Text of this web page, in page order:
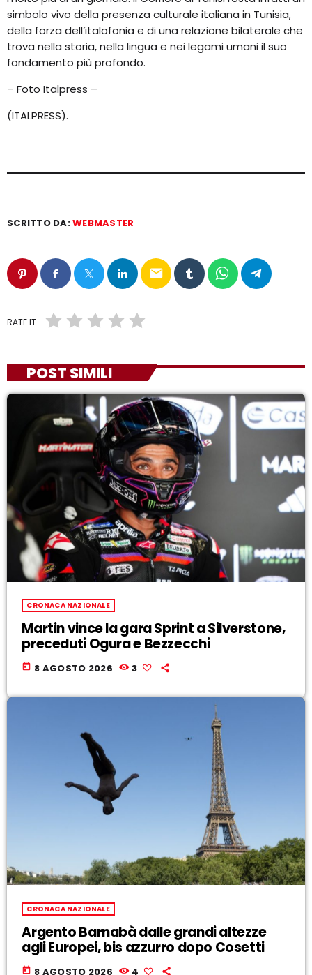
simbolo vivo della presenza culturale italiana in Tunisia,
della forza dell’italofonia e di una relazione bilaterale che
trova nella storia, nella lingua e nei legami umani il suo
fondamento più profondo.
– Foto Italpress –
(ITALPRESS).
SCRITTO DA:WEBMASTER
email
RATE IT
POST SIMILI
CRONACA NAZIONALE
Martin vince la gara Sprint a Silverstone,
preceduti Ogura e Bezzecchi
today 8 AGOSTO 2026 3
CRONACA NAZIONALE
Argento Barnabà dalle grandi altezze
agli Europei, bis azzurro dopo Cosetti
today 8 AGOSTO 2026 4